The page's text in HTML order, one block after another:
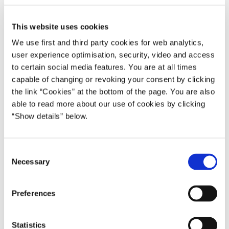
This website uses cookies
We use first and third party cookies for web analytics,
user experience optimisation, security, video and access
to certain social media features. You are at all times
capable of changing or revoking your consent by clicking
the link “Cookies” at the bottom of the page. You are also
able to read more about our use of cookies by clicking
“Show details” below.
Necessary
Preferences
Statistics
unges selvstændighed. Da studiekompetencerne netop er
et indsatsområde i gymnasiereformen, ser jeg frem til at
følge, hvordan det vil slå igennem i praksis,” siger Søren
Pind.
Den nye gymnasiereform rummer en lang række initiativer,
som skal styrke elevernes almene dannelse og faglighed.
Blandt andet styrkes både fremmedsprogene,
Samtidig bliver studieretningerne mere overskuelige og
mere direkte orienteret mod de videregående uddannelser
optagelseskravene på uddannelserne.
igennem både en fuld reform og den første tid på en